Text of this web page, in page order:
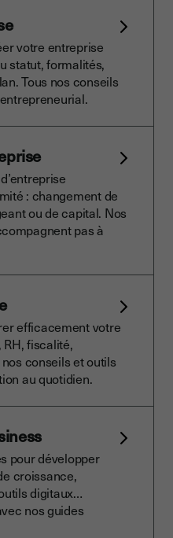
votre entreprise
statut, formalités,
Tous nos conseils
: changement de
ou de capital. Nos
pas à
efficacement votre
fiscalité,
conseils et outils
au quotidien.
pour développer
croissance,
digitaux…
nos guides